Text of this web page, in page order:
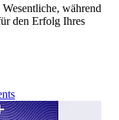
während
den Erfolg Ihres